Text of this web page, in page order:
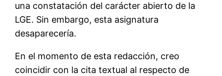
una constatación del carácter abierto de la
LGE. Sin embargo, esta asignatura
desaparecería.
En el momento de esta redacción, creo
coincidir con la cita textual al respecto de